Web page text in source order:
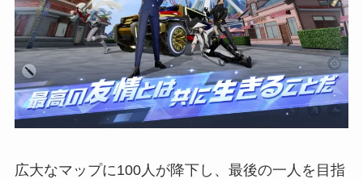
広大なマップに100人が降下し、最後の一人を目指